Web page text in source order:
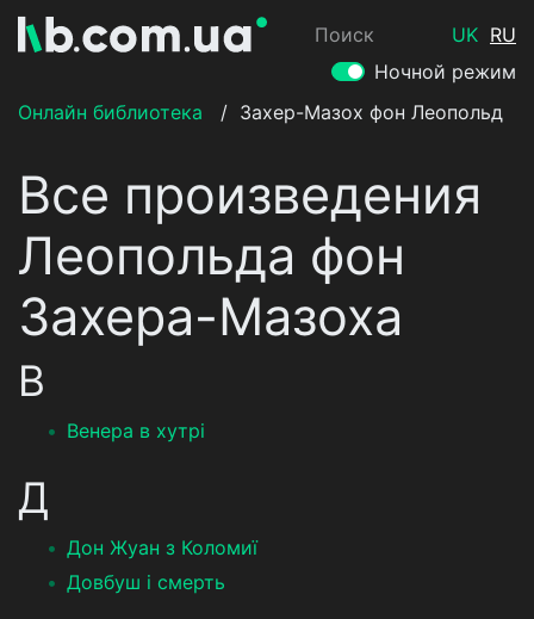
Поиск UK RU
Ночной режим
Онлайн библиотека
/ Захер-Мазох фон Леопольд
Все произведения
Леопольда фон
Захера-Мазоха
В
Венера в хутрі
Д
Дон Жуан з Коломиї
Довбуш і смерть